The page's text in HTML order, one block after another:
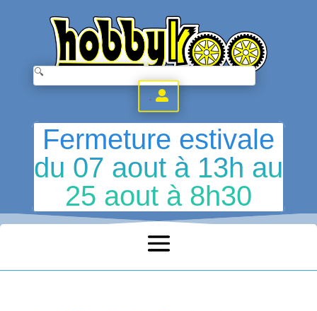
.
Fermeture estivale
du 07 aout à 13h au
25 aout à 8h30